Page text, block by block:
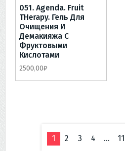
051. Agenda. Fruit
THerapy. Гель Для
Очищения И
Демакияжа С
Фруктовыми
Кислотами
2500,00₽
1 2 3 4 … 11